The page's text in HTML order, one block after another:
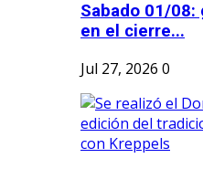
Sabado 01/08:
en el cierre...
Jul 27, 2026 0